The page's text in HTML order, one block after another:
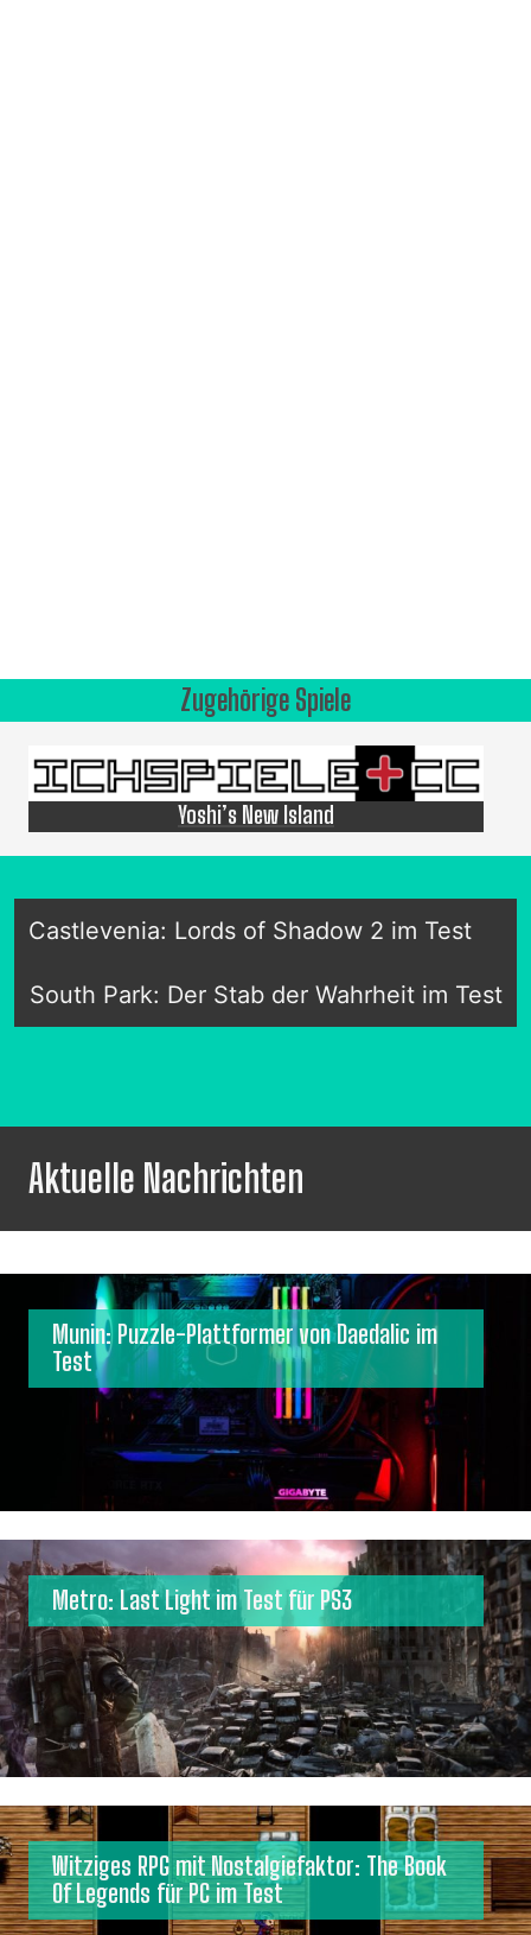
Zugehörige Spiele
Yoshi’s New Island
Castlevenia: Lords of Shadow 2 im Test
South Park: Der Stab der Wahrheit im Test
Aktuelle Nachrichten
Munin: Puzzle-Plattformer von Daedalic im
Test
Metro: Last Light im Test für PS3
Witziges RPG mit Nostalgiefaktor: The Book
Of Legends für PC im Test